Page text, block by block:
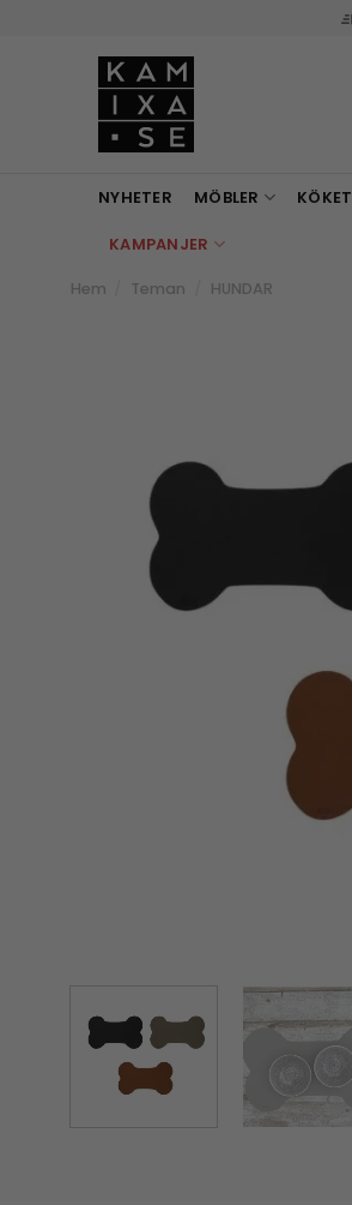
NYHETER MÖBLER KÖKET
KAMPANJER
Hem Teman HUNDAR